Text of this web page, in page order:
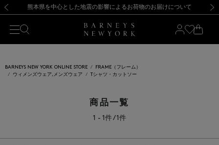
新規登録のお客様も対象！＜MY BARNEYS＞会員のお客様は11,000円（税込）以上のお買上げで常時送料無料！お買い物の際は会員登録を！
【夏季休業に伴う返品・交換承り一時停止のお知らせ】（2026.8.5）
熊本県を中心とした地震の影響によるお荷物のお届けについて
【開催中】SUMMER SALEのご案内・ご注意事項 新規登録のお客様も対象！＜MY BARNEYS＞会員のお客様は11,000円（税込）以上のお買上げで常時送料無料！お買い物の際は会員登録を！
【夏季休業に伴う返品・交換承り一時停止のお知らせ】（2026.8.5）
BARNEYS NEW YORK ONLINE STORE
FRAME（フレーム）
ウィメンズウェア,メンズウェア
Tシャツ・カットソー
商品一覧
1 - 1件 / 1件